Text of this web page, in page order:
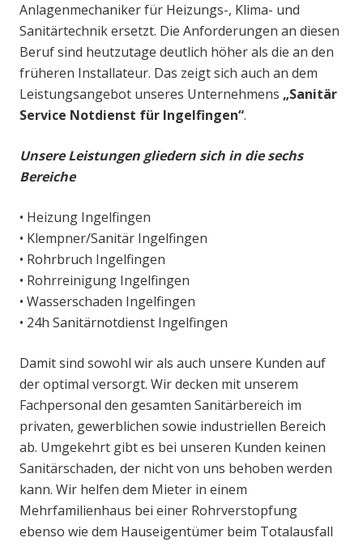
Anlagenmechaniker für Heizungs-, Klima- und
Sanitärtechnik ersetzt. Die Anforderungen an diesen
Beruf sind heutzutage deutlich höher als die an den
früheren Installateur. Das zeigt sich auch an dem
Leistungsangebot unseres Unternehmens „Sanitär
Service Notdienst für Ingelfingen“.
Unsere Leistungen gliedern sich in die sechs
Bereiche
• Heizung Ingelfingen
• Klempner/Sanitär Ingelfingen
• Rohrbruch Ingelfingen
• Rohrreinigung Ingelfingen
• Wasserschaden Ingelfingen
• 24h Sanitärnotdienst Ingelfingen
Damit sind sowohl wir als auch unsere Kunden auf
der optimal versorgt. Wir decken mit unserem
Fachpersonal den gesamten Sanitärbereich im
privaten, gewerblichen sowie industriellen Bereich
ab. Umgekehrt gibt es bei unseren Kunden keinen
Sanitärschaden, der nicht von uns behoben werden
kann. Wir helfen dem Mieter in einem
Mehrfamilienhaus bei einer Rohrverstopfung
ebenso wie dem Hauseigentümer beim Totalausfall